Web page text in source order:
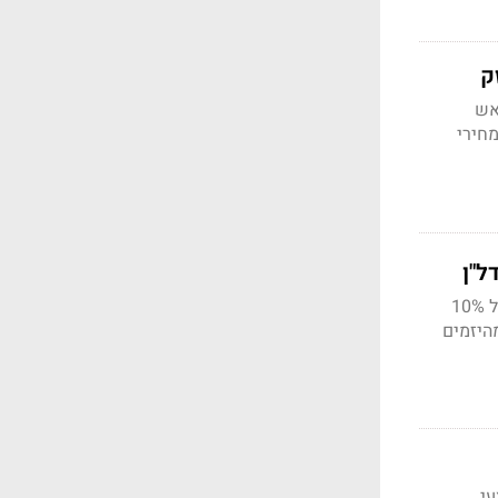
דור הטיקטוק מסתער: "משקיעים" צעירים מגיעים למשרדי המכירות, מבקשים לשלם מקדמה של 10%